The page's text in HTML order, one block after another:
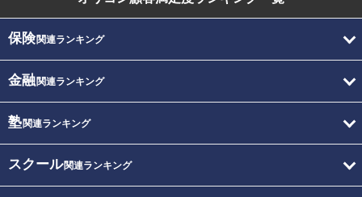
保険関連ランキング
金融関連ランキング
塾関連ランキング
スクール関連ランキング